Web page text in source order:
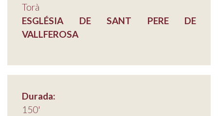
Torà
ESGLÉSIA DE SANT PERE DE
VALLFEROSA
Durada:
150'